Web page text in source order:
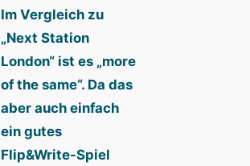
Im Vergleich zu
„Next Station
London“ ist es „more
of the same“. Da das
aber auch einfach
ein gutes
Flip&Write-Spiel